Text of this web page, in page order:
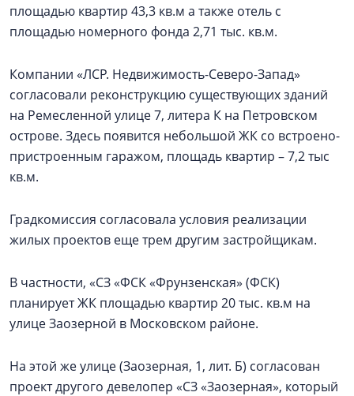
площадью квартир 43,3 кв.м а также отель с
площадью номерного фонда 2,71 тыс. кв.м.
Компании «ЛСР. Недвижимость-Северо-Запад»
согласовали реконструкцию существующих зданий
на Ремесленной улице 7, литера К на Петровском
острове. Здесь появится небольшой ЖК со встроено-
пристроенным гаражом, площадь квартир – 7,2 тыс
кв.м.
Градкомиссия согласовала условия реализации
жилых проектов еще трем другим застройщикам.
В частности, «СЗ «ФСК «Фрунзенская» (ФСК)
планирует ЖК площадью квартир 20 тыс. кв.м на
улице Заозерной в Московском районе.
На этой же улице (Заозерная, 1, лит. Б) согласован
проект другого девелопер «СЗ «Заозерная», который